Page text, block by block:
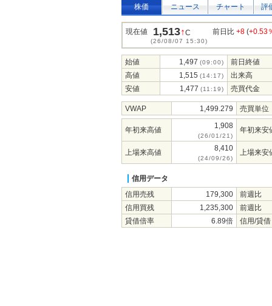
株価 ニュース チャート 評
現在値 1,513↑C
(26/08/07 15:30)
前日比 +8 (+0.53
始値 1,497 (09:00)
前日終値
高値
1,515 (14:17)
出来高
安値
1,477 (11:19) 売買代金
VWAP 1,499.279 売買単位
年初来高値 1,908
(26/01/21)
年初来安
上場来高値 8,410
(24/09/26)
上場来安
信用データ
信用売残
179,300
前週比
信用買残
1,235,300
前週比
貸借倍率
6.89倍 信用/貸借